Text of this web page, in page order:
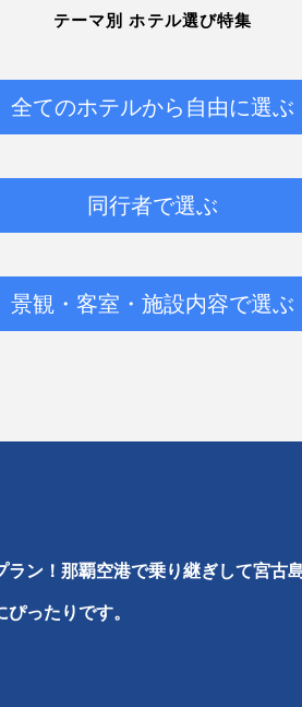
テーマ別 ホテル選び特集
全てのホテルから自由に選ぶ
同行者で選ぶ
景観・客室・施設内容で選ぶ
ン！那覇空港で乗り継ぎして宮古
ったりです。